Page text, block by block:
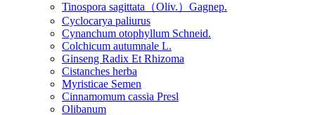
Tinospora sagittata（Oliv.）Gagnep.
Cyclocarya paliurus
Cynanchum otophyllum Schneid.
Colchicum autumnale L.
Ginseng Radix Et Rhizoma
Cistanches herba
Myristicae Semen
Cinnamomum cassia Presl
Olibanum